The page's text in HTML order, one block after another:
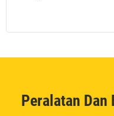
Peralatan Dan